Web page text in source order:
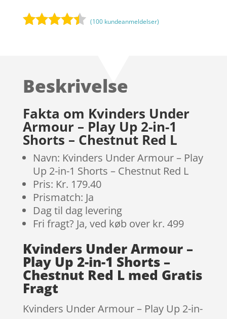
på
mmelser
(100 kundeanmeldelser)
Beskrivelse
Fakta om Kvinders Under
Armour – Play Up 2-in-1
Shorts – Chestnut Red L
Navn: Kvinders Under Armour – Play
Up 2-in-1 Shorts – Chestnut Red L
Pris: Kr. 179.40
Prismatch: Ja
Dag til dag levering
Fri fragt? Ja, ved køb over kr. 499
Kvinders Under Armour –
Play Up 2-in-1 Shorts –
Chestnut Red L med Gratis
Fragt
Kvinders Under Armour – Play Up 2-in-